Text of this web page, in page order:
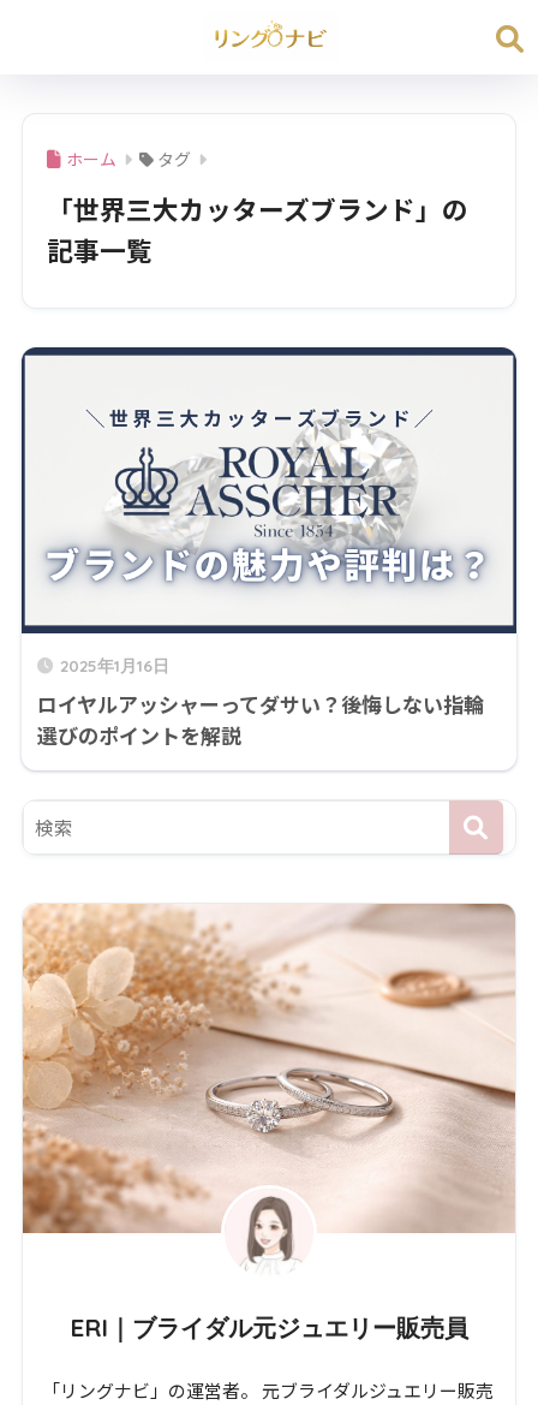
ホーム タグ
「世界三大カッターズブランド」の
記事一覧
2025年1月16日
ロイヤルアッシャーってダサい？後悔しない指輪
選びのポイントを解説
ERI｜ブライダル元ジュエリー販売員
「リングナビ」の運営者。 元ブライダルジュエリー販売